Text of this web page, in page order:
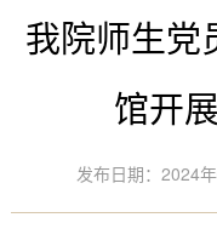
我院师生党
馆开
发布日期：2024